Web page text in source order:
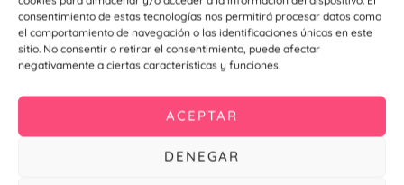
consentimiento de estas tecnologías nos permitirá procesar datos como
el comportamiento de navegación o las identificaciones únicas en este
sitio. No consentir o retirar el consentimiento, puede afectar
negativamente a ciertas características y funciones.
ACEPTAR
DENEGAR
pueda ser: Chapas para boda, chapas para eventos,
chapas publicitarias, chapas para campañas políticas,
chapas para ferias, chapas promocionales, chapas para
carnaval. También puedes crear tus chapas con la mayor
Ponemos a vuestra disposición de forma gratuita una